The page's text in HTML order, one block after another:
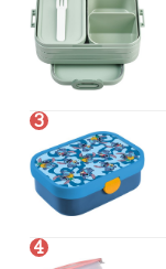
3
4